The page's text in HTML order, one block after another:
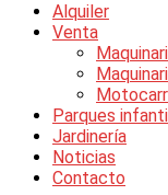
Alquiler
Venta
Parques
Jardinería
Noticias
Contacto